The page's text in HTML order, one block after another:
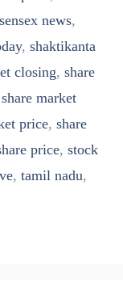
sensex news,
, shaktikanta
closing, share
share market
price, share
price, stock
, tamil nadu,